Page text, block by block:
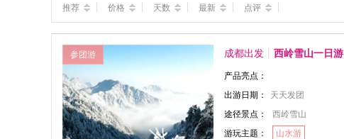
推荐 价格 天数 最新 点评
参团游 成都出发 西岭雪山一日游
产品亮点：
出游日期：
天天发团
途径景点：
西岭雪山
游玩主题：
山水游